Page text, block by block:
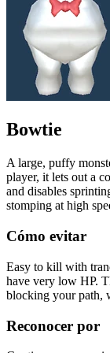
Bowtie
A large, puffy
player, it lets out a
and disables
stomping at high
Cómo evitar
Easy to kill with
have very low HP.
blocking your path,
Reconocer por